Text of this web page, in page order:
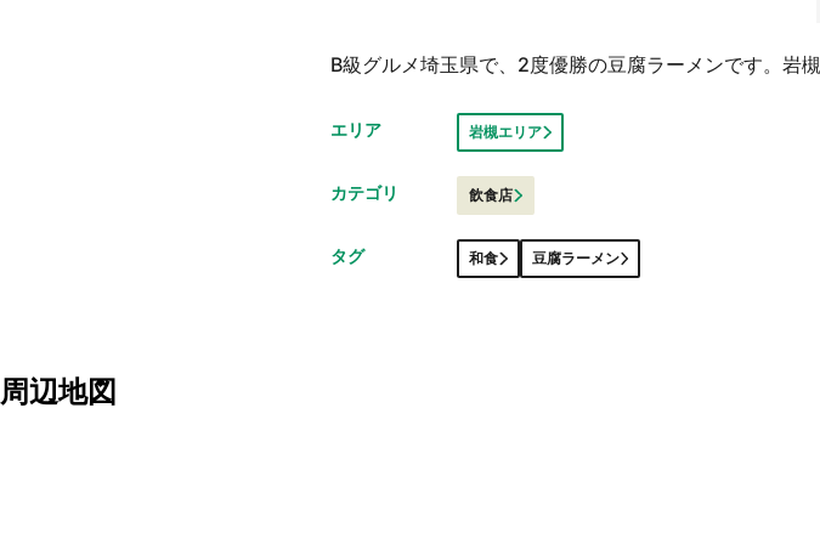
B級グルメ埼玉県で、2度優勝の豆腐ラーメンです。岩
エリア 岩槻エリア
カテゴリ 飲食店
タグ 和食 豆腐ラーメン
周辺地図